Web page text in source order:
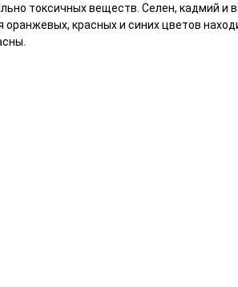
токсичных веществ. Селен, кадмий и
красных и синих цветов